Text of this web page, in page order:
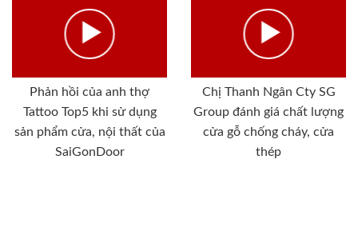
Phản hồi của anh thợ
Tattoo Top5 khi sử dụng
sản phẩm cửa, nội thất của
SaiGonDoor
Chị Thanh Ngân Cty SG
Group đánh giá chất lượng
cửa gỗ chống cháy, cửa
thép